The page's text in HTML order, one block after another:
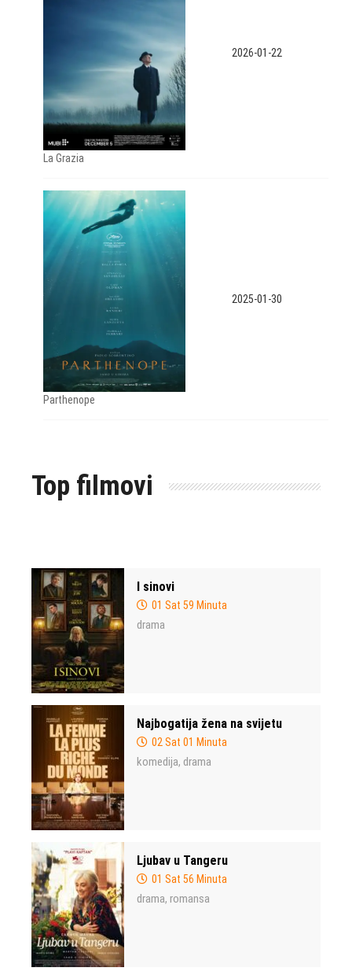
La Grazia
2026-01-22
Parthenope
2025-01-30
Top filmovi
I sinovi
01 Sat 59 Minuta
drama
Najbogatija žena na svijetu
02 Sat 01 Minuta
komedija, drama
Ljubav u Tangeru
01 Sat 56 Minuta
drama, romansa